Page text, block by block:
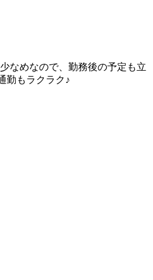
なめなので、勤務後の予定も立
勤もラクラク♪